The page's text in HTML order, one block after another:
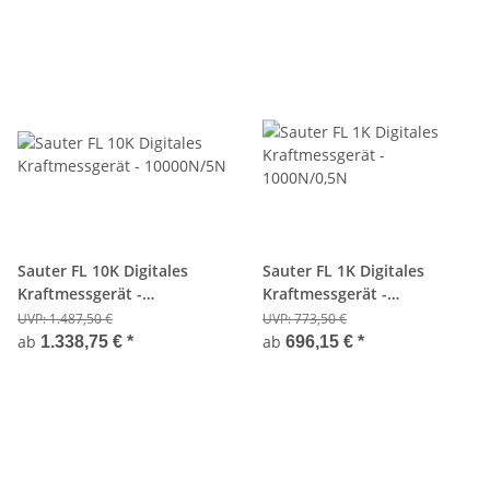
Sauter FL 10K Digitales
Kraftmessgerät -
10000N/5N
UVP:1.487,50 €
ab 1.338,75 € *
Sauter FL 1K Digitales
Kraftmessgerät -
1000N/0,5N
UVP:773,50 €
ab 696,15 € *